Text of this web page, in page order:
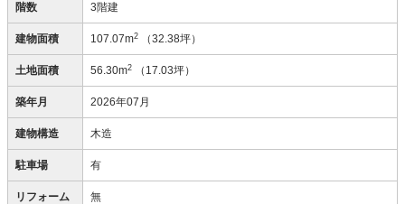
階数 3階建
建物面積 107.07m2 （32.38坪）
土地面積 56.30m2 （17.03坪）
築年月 2026年07月
建物構造 木造
駐車場 有
リフォーム 無